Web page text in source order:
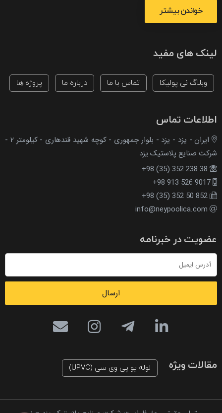
خواندن بیشتر
لینک های مفید
وبلاگ نی پولیکا تماس با ما درباره ما پروژه ها
اطلاعات تماس
ایران - یزد - یزد - بلوار جمهوری - کوچه شهید قندهاری - کیلومتر ۲ -
شرکت صنایع پلاستیک یزد
+98 (35) 352 238 38
+98 913 526 9017
+98 (35) 352 50 852
info@neypoolica.com
عضویت در خبرنامه
ارسال
مقالات ویژه لوله یو پی وی سی (UPVC)